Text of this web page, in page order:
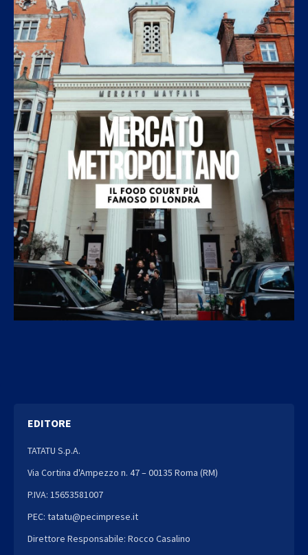
EDITORE
TATATU S.p.A.
Via Cortina d'Ampezzo n. 47 – 00135 Roma (RM)
P.IVA: 15653581007
PEC: tatatu@pecimprese.it
Direttore Responsabile: Rocco Casalino